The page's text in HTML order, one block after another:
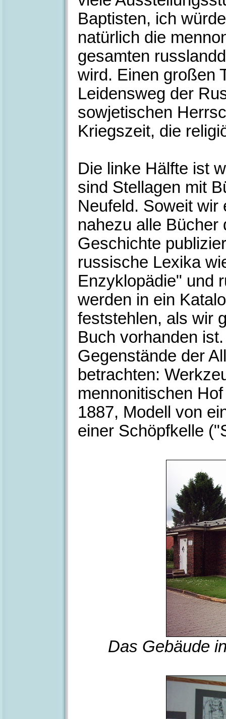
Baptisten, ich
natürlich die
gesamten
wird. Einen großen
Leidensweg der
sowjetischen
Kriegszeit, die
Die linke Hälfte ist
sind Stellagen mit
Neufeld. Soweit wir
nahezu alle Bücher
Geschichte
russische Lexika
Enzyklopädie" und
werden in ein
feststehlen, als wir
Buch vorhanden
Gegenstände der
betrachten:
mennonitischen
1887, Modell von
einer Schöpfkelle
Das Gebäude